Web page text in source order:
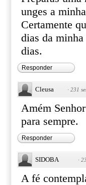
unges a
Certamente
dias da
dias.
Responder
Cleusa · 231
Amém
para sempre.
Responder
SIDOBA ·
A fé